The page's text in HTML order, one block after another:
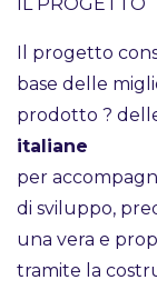
Il progetto
base delle
prodotto ?
italiane
per
di sviluppo,
una vera e
tramite la